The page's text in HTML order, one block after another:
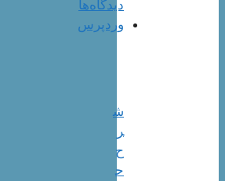
دیدگاه‌ها
وردپرس
ش
ر
ح
ح